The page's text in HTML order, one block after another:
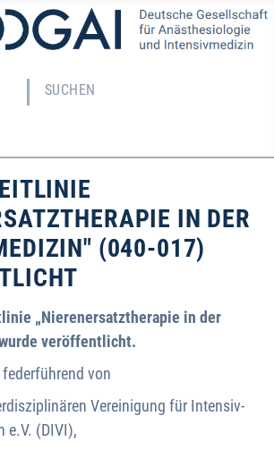
SUCHEN
IN DER
(040-017)
„Nierenersatztherapie in der
veröffentlicht.
von
Vereinigung für Intensiv-
e.V. (DIVI),